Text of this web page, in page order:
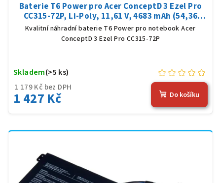
Baterie T6 Power pro Acer ConceptD 3 Ezel Pro
CC315-72P, Li-Poly, 11,61 V, 4683 mAh (54,36
Wh), černá
Kvalitní náhradní baterie T6 Power pro notebook Acer
ConceptD 3 Ezel Pro CC315-72P
1 179 Kč bez DPH
1 427 Kč
Skladem(>5 ks)
Do košíku